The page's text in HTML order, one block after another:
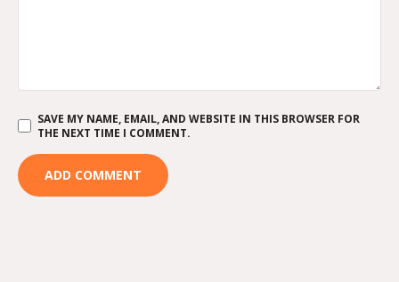
SAVE MY NAME, EMAIL, AND WEBSITE IN THIS BROWSER FOR
THE NEXT TIME I COMMENT.